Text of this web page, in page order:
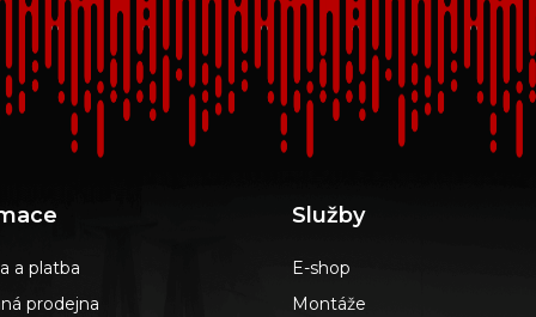
a platba
prodejna
Služby
E-shop
Montáže